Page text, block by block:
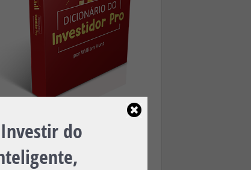
do
Baixe Agora, é 100% Gratuito!